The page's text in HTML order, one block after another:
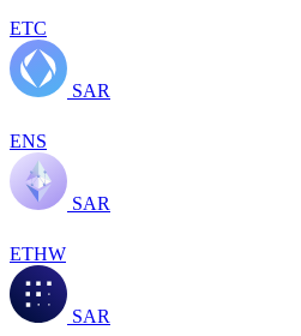
ETC
SAR
ENS
SAR
ETHW
SAR